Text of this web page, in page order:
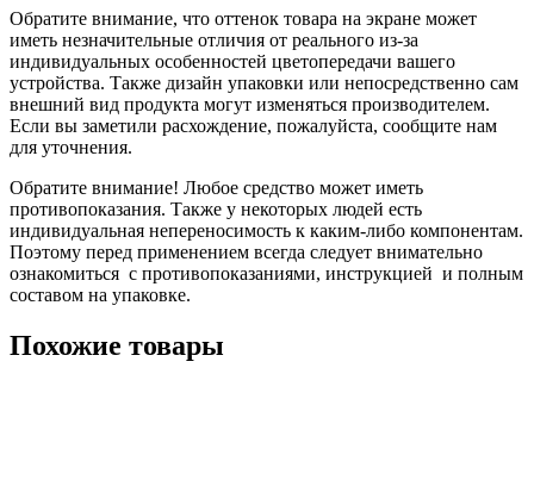
Обратите внимание, что оттенок товара на экране может
иметь незначительные отличия от реального из-за
индивидуальных особенностей цветопередачи вашего
устройства. Также дизайн упаковки или непосредственно сам
внешний вид продукта могут изменяться производителем.
Если вы заметили расхождение, пожалуйста, сообщите нам
для уточнения.
Обратите внимание! Любое средство может иметь
противопоказания. Также у некоторых людей есть
индивидуальная непереносимость к каким-либо компонентам.
Поэтому перед применением всегда следует внимательно
ознакомиться с противопоказаниями, инструкцией и полным
составом на упаковке.
Похожие товары